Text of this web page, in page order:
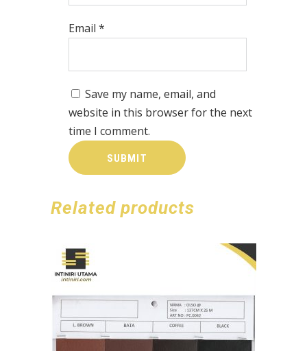
Email *
Save my name, email, and
website in this browser for the next
time I comment.
Related products